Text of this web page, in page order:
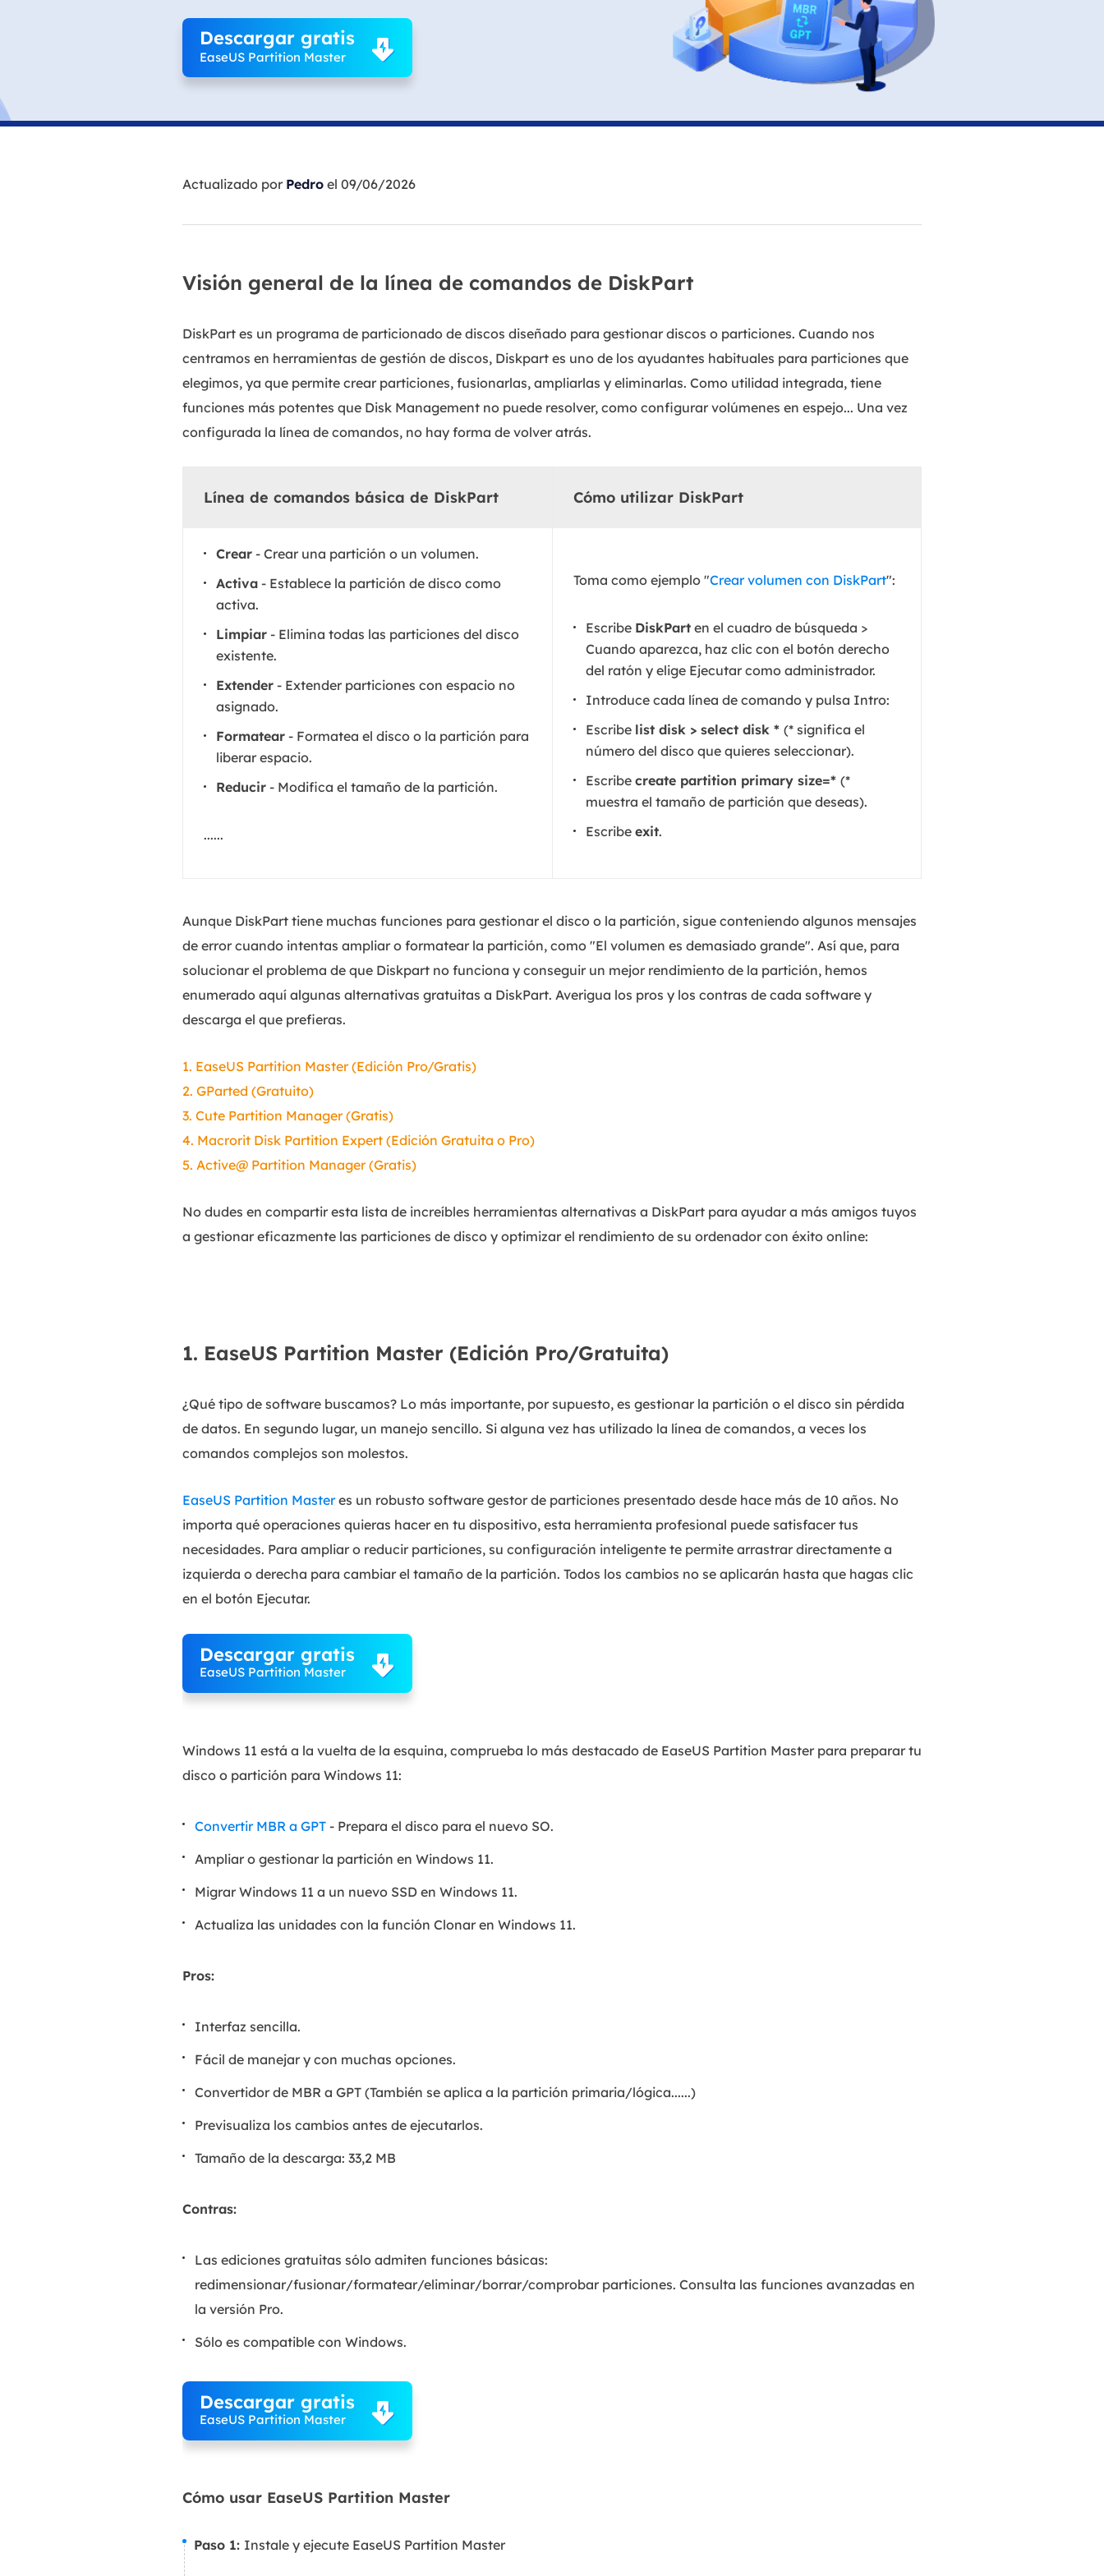
Exchange Recovery
Restaurar & Reparar archivos EDB.
Recuperar bases de datos MS SQL.
Deploy Manager
Despliegue inteligente de Windows.
Video Editor
Editor de videos intuitivo.
Video Downloader
Descargador de vídeo/audio online.
Video Converter
Modulador de voz en tiempo real.
Creador de tonos de llamada.
MakeMyAudio
Grabador y convertidor de audio.
Descargar gratis
EaseUS Partition Master
Actualizado por Pedro el 09/06/2026
Visión general de la línea de comandos de DiskPart
DiskPart es un programa de particionado de discos diseñado para gestionar discos o particiones. Cuando nos
centramos en herramientas de gestión de discos, Diskpart es uno de los ayudantes habituales para particiones que
elegimos, ya que permite crear particiones, fusionarlas, ampliarlas y eliminarlas. Como utilidad integrada, tiene
funciones más potentes que Disk Management no puede resolver, como configurar volúmenes en espejo... Una vez
configurada la línea de comandos, no hay forma de volver atrás.
Línea de comandos básica de DiskPart Cómo utilizar DiskPart
Crear - Crear una partición o un volumen.
Activa - Establece la partición de disco como
activa.
Limpiar - Elimina todas las particiones del disco
existente.
Extender - Extender particiones con espacio no
asignado.
Formatear - Formatea el disco o la partición para
liberar espacio.
Reducir - Modifica el tamaño de la partición.
......
Toma como ejemplo "Crear volumen con DiskPart":
Escribe DiskPart en el cuadro de búsqueda >
Cuando aparezca, haz clic con el botón derecho
del ratón y elige Ejecutar como administrador.
Introduce cada línea de comando y pulsa Intro:
Escribe list disk > select disk * (* significa el
número del disco que quieres seleccionar).
Escribe create partition primary size=* (*
muestra el tamaño de partición que deseas).
Escribe exit.
Aunque DiskPart tiene muchas funciones para gestionar el disco o la partición, sigue conteniendo algunos mensajes
de error cuando intentas ampliar o formatear la partición, como "El volumen es demasiado grande". Así que, para
solucionar el problema de que Diskpart no funciona y conseguir un mejor rendimiento de la partición, hemos
enumerado aquí algunas alternativas gratuitas a DiskPart. Averigua los pros y los contras de cada software y
descarga el que prefieras.
1. EaseUS Partition Master (Edición Pro/Gratis)
2. GParted (Gratuito)
3. Cute Partition Manager (Gratis)
4. Macrorit Disk Partition Expert (Edición Gratuita o Pro)
5. Active@ Partition Manager (Gratis)
No dudes en compartir esta lista de increíbles herramientas alternativas a DiskPart para ayudar a más amigos tuyos
a gestionar eficazmente las particiones de disco y optimizar el rendimiento de su ordenador con éxito online:
1. EaseUS Partition Master (Edición Pro/Gratuita)
¿Qué tipo de software buscamos? Lo más importante, por supuesto, es gestionar la partición o el disco sin pérdida
de datos. En segundo lugar, un manejo sencillo. Si alguna vez has utilizado la línea de comandos, a veces los
comandos complejos son molestos.
EaseUS Partition Masteres un robusto software gestor de particiones presentado desde hace más de 10 años. No
importa qué operaciones quieras hacer en tu dispositivo, esta herramienta profesional puede satisfacer tus
necesidades. Para ampliar o reducir particiones, su configuración inteligente te permite arrastrar directamente a
izquierda o derecha para cambiar el tamaño de la partición. Todos los cambios no se aplicarán hasta que hagas clic
en el botón Ejecutar.
Descargar gratis
EaseUS Partition Master
Windows 11 está a la vuelta de la esquina, comprueba lo más destacado de EaseUS Partition Master para preparar tu
disco o partición para Windows 11:
Convertir MBR a GPT - Prepara el disco para el nuevo SO.
Ampliar o gestionar la partición en Windows 11.
Migrar Windows 11 a un nuevo SSD en Windows 11.
Actualiza las unidades con la función Clonar en Windows 11.
Pros:
Interfaz sencilla.
Fácil de manejar y con muchas opciones.
Convertidor de MBR a GPT (También se aplica a la partición primaria/lógica......)
Previsualiza los cambios antes de ejecutarlos.
Tamaño de la descarga: 33,2 MB
Contras:
Las ediciones gratuitas sólo admiten funciones básicas:
redimensionar/fusionar/formatear/eliminar/borrar/comprobar particiones. Consulta las funciones avanzadas en
la versión Pro.
Sólo es compatible con Windows.
Descargar gratis
EaseUS Partition Master
Cómo usar EaseUS Partition Master
Paso 1: Instale y ejecute EaseUS Partition Master